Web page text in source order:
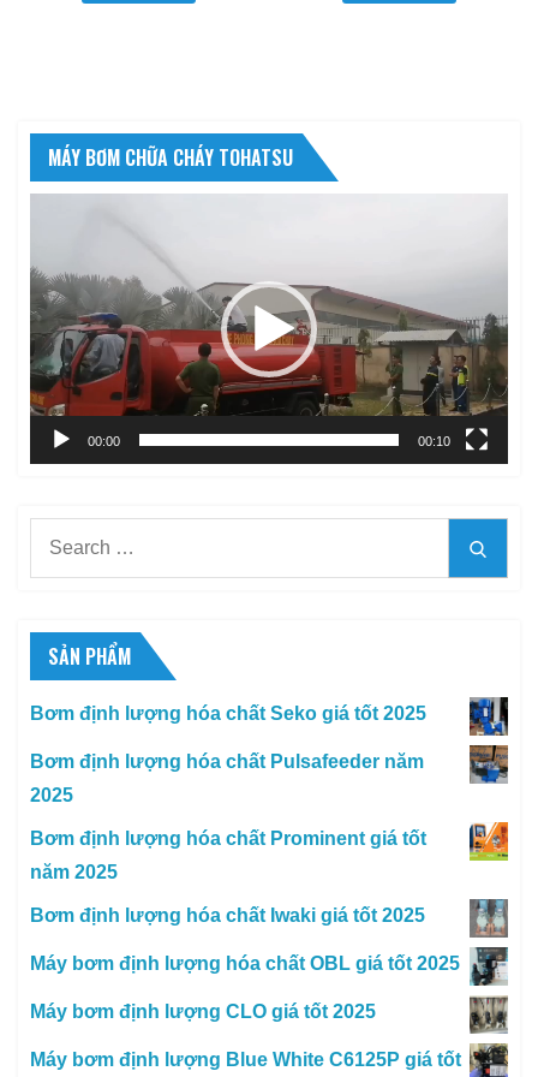
MÁY BƠM CHỮA CHÁY TOHATSU
Video
00:00 00:10
SẢN PHẨM
Bơm định lượng hóa chất Seko giá tốt 2025
Bơm định lượng hóa chất Pulsafeeder năm
2025
Bơm định lượng hóa chất Prominent giá tốt
năm 2025
Bơm định lượng hóa chất Iwaki giá tốt 2025
Máy bơm định lượng hóa chất OBL giá tốt 2025
Máy bơm định lượng CLO giá tốt 2025
Máy bơm định lượng Blue White C6125P giá tốt